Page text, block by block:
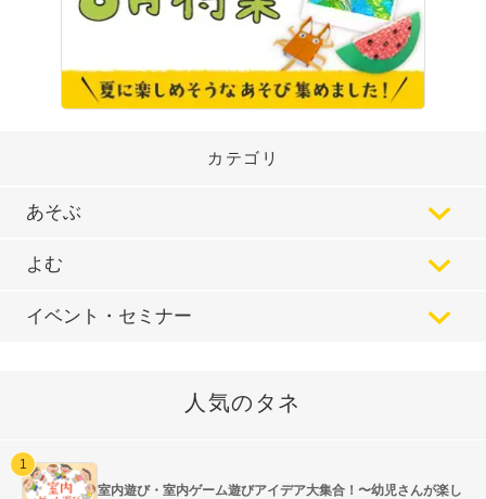
カテゴリ
あそぶ
よむ
イベント・セミナー
人気のタネ
室内遊び・室内ゲーム遊びアイデア大集合！〜幼児さんが楽し